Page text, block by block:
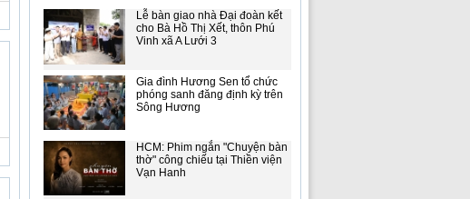
Lễ bàn giao nhà Đại đoàn kết
cho Bà Hồ Thị Xết, thôn Phú
Vinh xã A Lưới 3
Gia đình Hương Sen tổ chức
phóng sanh đăng định kỳ trên
Sông Hương
HCM: Phim ngắn "Chuyện bàn
thờ" công chiếu tại Thiền viện
Vạn Hanh